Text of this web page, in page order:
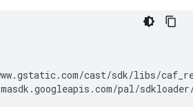
cast/sdk/libs/
pal/